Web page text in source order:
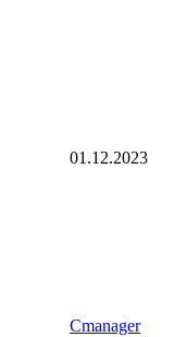
01.12.2023
Cmanager